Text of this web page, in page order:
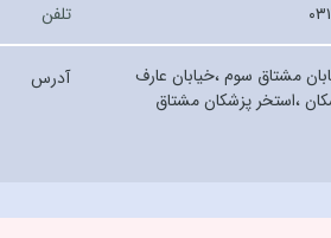
تلفن
مشتاق سوم ،خیابان عارف
،استخر پزشکان مشتاق
آدرس